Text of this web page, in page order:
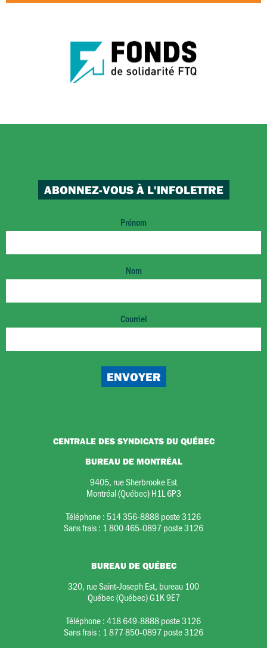
ABONNEZ-VOUS À L'INFOLETTRE
Prénom
Nom
Courriel
CENTRALE DES SYNDICATS DU QUÉBEC
BUREAU DE MONTRÉAL
9405, rue Sherbrooke Est
Montréal (Québec) H1L 6P3
Téléphone : 514 356-8888 poste 3126
Sans frais : 1 800 465-0897 poste 3126
BUREAU DE QUÉBEC
320, rue Saint-Joseph Est, bureau 100
Québec (Québec) G1K 9E7
Téléphone :418 649-8888 poste 3126
Sans frais : 1 877 850-0897 poste 3126